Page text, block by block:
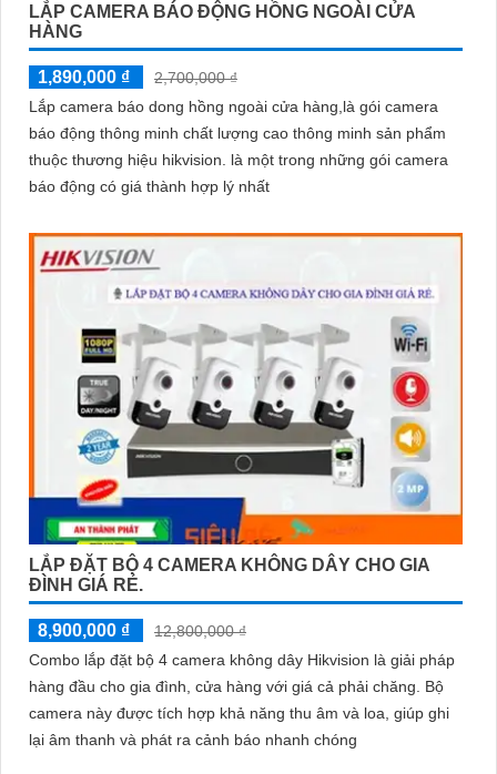
LẮP CAMERA BÁO ĐỘNG HỒNG NGOÀI CỬA
HÀNG
1,890,000 ₫
2,700,000 ₫
Lắp camera báo dong hồng ngoài cửa hàng,là gói camera
báo động thông minh chất lượng cao thông minh sản phẩm
thuộc thương hiệu hikvision. là một trong những gói camera
báo động có giá thành hợp lý nhất
LẮP ĐẶT BỘ 4 CAMERA KHÔNG DÂY CHO GIA
ĐÌNH GIÁ RẺ.
8,900,000 ₫
12,800,000 ₫
Combo lắp đặt bộ 4 camera không dây Hikvision là giải pháp
hàng đầu cho gia đình, cửa hàng với giá cả phải chăng. Bộ
camera này được tích hợp khả năng thu âm và loa, giúp ghi
lại âm thanh và phát ra cảnh báo nhanh chóng